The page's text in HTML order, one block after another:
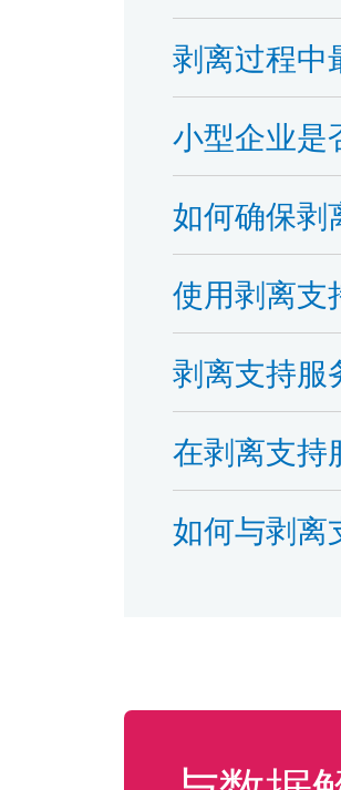
剥离过程中
小型企业是
如何确保剥
使用剥离支
剥离支持服
在剥离支持
如何与剥离